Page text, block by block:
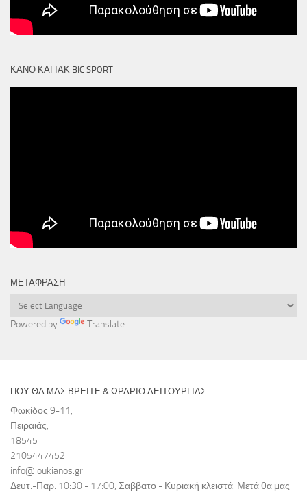
ΚΑΝΟ ΚΑΓΙΑΚ BIC SPORT
ΜΕΤΆΦΡΑΣΗ
Powered by Translate
ΠΟΥ ΘΑ ΜΑΣ ΒΡΕΙΤΕ & ΩΡΑΡΙΟ ΛΕΙΤΟΥΡΓΙΑΣ
Φωκίδος 9-11,
Πειραιάς,
18545
2105447452
info@loukianos.gr
Δευτ.-Παρ. 10:30 - 17:00, Σαββατο - Κυριακή κλειστά. Μετά θα μας